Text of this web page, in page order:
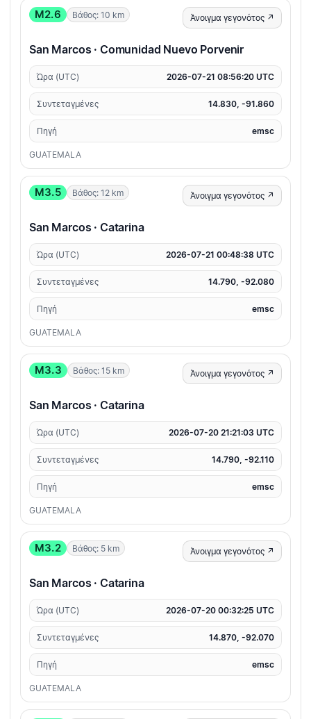
M2.6 Βάθος: 10 km Άνοιγμα γεγονότος ↗
San Marcos · Comunidad Nuevo Porvenir
Ώρα (UTC) 2026-07-21 08:56:20 UTC
Συντεταγμένες 14.830, -91.860
Πηγή emsc
GUATEMALA
M3.5 Βάθος: 12 km Άνοιγμα γεγονότος ↗
San Marcos · Catarina
Ώρα (UTC) 2026-07-21 00:48:38 UTC
Συντεταγμένες 14.790, -92.080
Πηγή emsc
GUATEMALA
M3.3 Βάθος: 15 km Άνοιγμα γεγονότος ↗
San Marcos · Catarina
Ώρα (UTC) 2026-07-20 21:21:03 UTC
Συντεταγμένες 14.790, -92.110
Πηγή emsc
GUATEMALA
M3.2 Βάθος: 5 km Άνοιγμα γεγονότος ↗
San Marcos · Catarina
Ώρα (UTC) 2026-07-20 00:32:25 UTC
Συντεταγμένες 14.870, -92.070
Πηγή emsc
GUATEMALA